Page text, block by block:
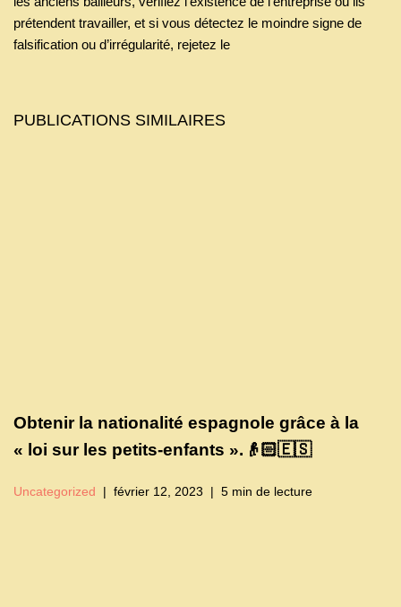
prétendent travailler, et si vous détectez le moindre signe de
falsification ou d’irrégularité, rejetez le
PUBLICATIONS SIMILAIRES
Obtenir la nationalité espagnole grâce à la
« loi sur les petits-enfants ».👴🏻🇪🇸
Uncategorized février 12, 2023 5 min de lecture